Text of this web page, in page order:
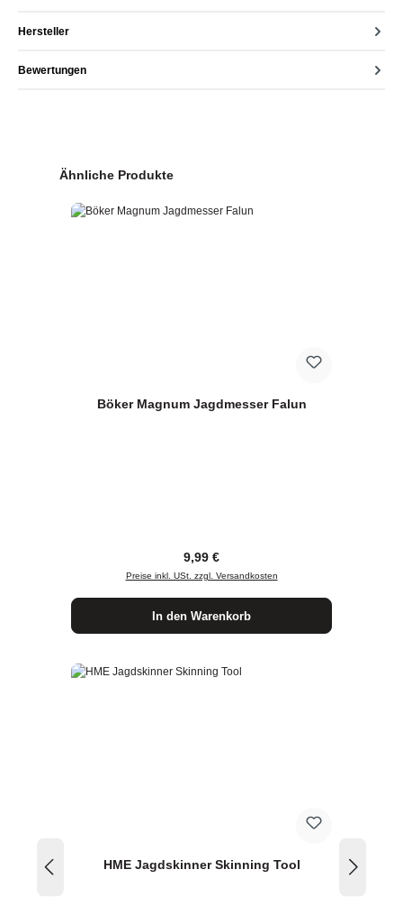
Hersteller
Bewertungen
Produktgalerie überspringen
Ähnliche Produkte
Böker Magnum Jagdmesser Falun
Regulärer Preis:
9,99 €
Preise inkl. USt. zzgl. Versandkosten
In den Warenkorb
HME Jagdskinner Skinning Tool